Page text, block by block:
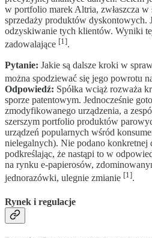
w portfolio marek Altria, zwłaszcza
sprzedaży produktów dyskontowych.
odzyskiwanie tych klientów. Wyniki
zadowalające [1].
Pytanie: Jakie są dalsze kroki w
można spodziewać się jego powrotu
Odpowiedź: Spółka wciąż rozważa
sporze patentowym. Jednocześnie
zmodyfikowanego urządzenia, a
szerszym portfolio produktów
urządzeń popularnych wśród
nielegalnych). Nie podano konkretnej
podkreślając, że nastąpi to w
na rynku e-papierosów,
jednorazówki, ulegnie zmianie [1].
Rynek i regulacje